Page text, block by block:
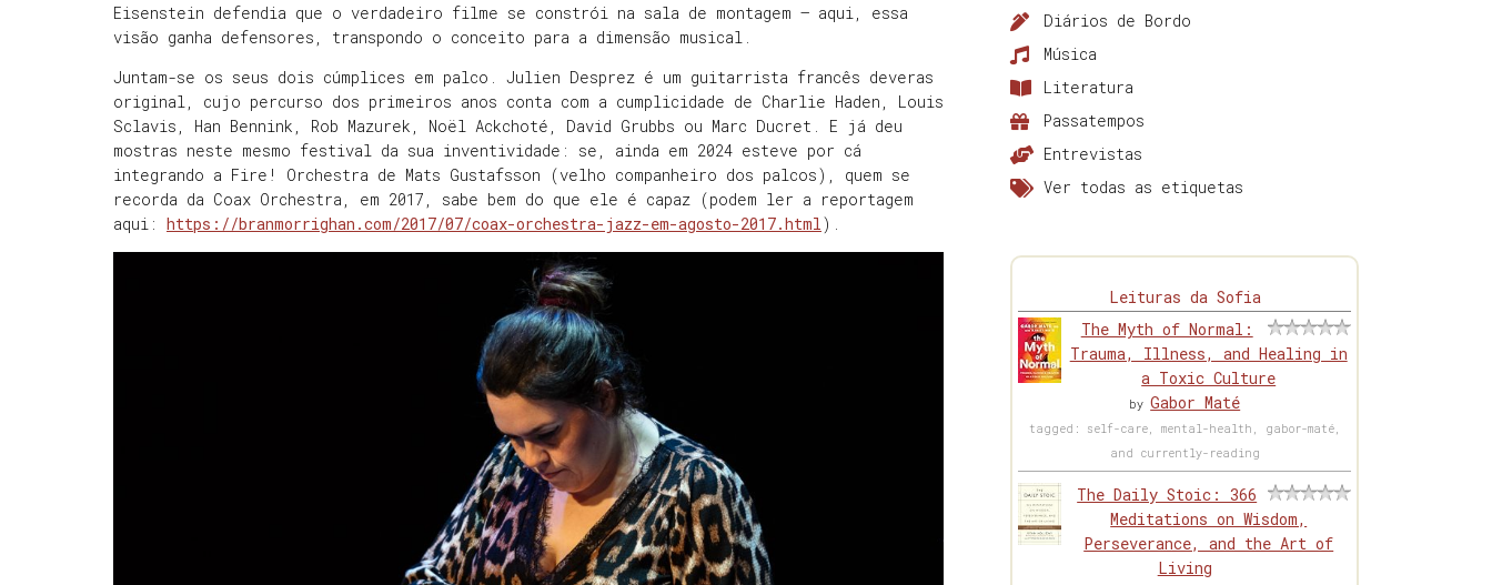
Eisenstein defendia que o verdadeiro filme se constrói na sala de montagem – aqui, essa
visão ganha defensores, transpondo o conceito para a dimensão musical.
Juntam-se os seus dois cúmplices em palco. Julien Desprez é um guitarrista francês deveras
original, cujo percurso dos primeiros anos conta com a cumplicidade de Charlie Haden, Louis
Sclavis, Han Bennink, Rob Mazurek, Noël Ackchoté, David Grubbs ou Marc Ducret. E já deu
mostras neste mesmo festival da sua inventividade: se, ainda em 2024 esteve por cá
integrando a Fire! Orchestra de Mats Gustafsson (velho companheiro dos palcos), quem se
recorda da Coax Orchestra, em 2017, sabe bem do que ele é capaz (podem ler a reportagem
aqui: https://branmorrighan.com/2017/07/coax-orchestra-jazz-em-agosto-2017.html).
Diários de Bordo
Música
Literatura
Passatempos
Entrevistas
Ver todas as etiquetas
Leituras da Sofia
The Myth of Normal:
Trauma, Illness, and Healing in
a Toxic Culture
byGabor Maté
tagged: self-care, mental-health, gabor-maté,
and currently-reading
The Daily Stoic: 366
Meditations on Wisdom,
Perseverance, and the Art of
Living